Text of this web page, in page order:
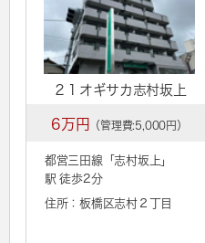
２１オギサカ志村坂上
6万円 （管理費:5,000円）
都営三田線「 志村坂上 」
駅 徒歩2分
住所：板橋区志村２丁目